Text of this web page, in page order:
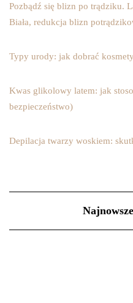
Pozbądź się blizn po trądziku.
Biała, redukcja blizn
Typy urody: jak dobrać
Kwas glikolowy latem: jak
bezpieczeństwo)
Depilacja twarzy woskiem: